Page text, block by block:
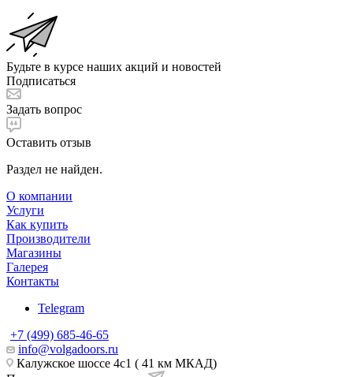
Будьте в курсе наших акций и новостей
Подписаться
Задать вопрос
Оставить отзыв
Раздел не найден.
О компании
Услуги
Как купить
Производители
Магазины
Галерея
Контакты
Telegram
+7 (499) 685-46-65
info@volgadoors.ru
Калужское шоссе 4с1 ( 41 км МКАД)